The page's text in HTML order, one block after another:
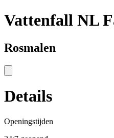
Vattenfall NL
Rosmalen
Details
Openingstijden